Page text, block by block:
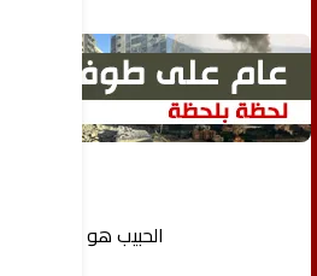
الحبيب هو وطن الروح